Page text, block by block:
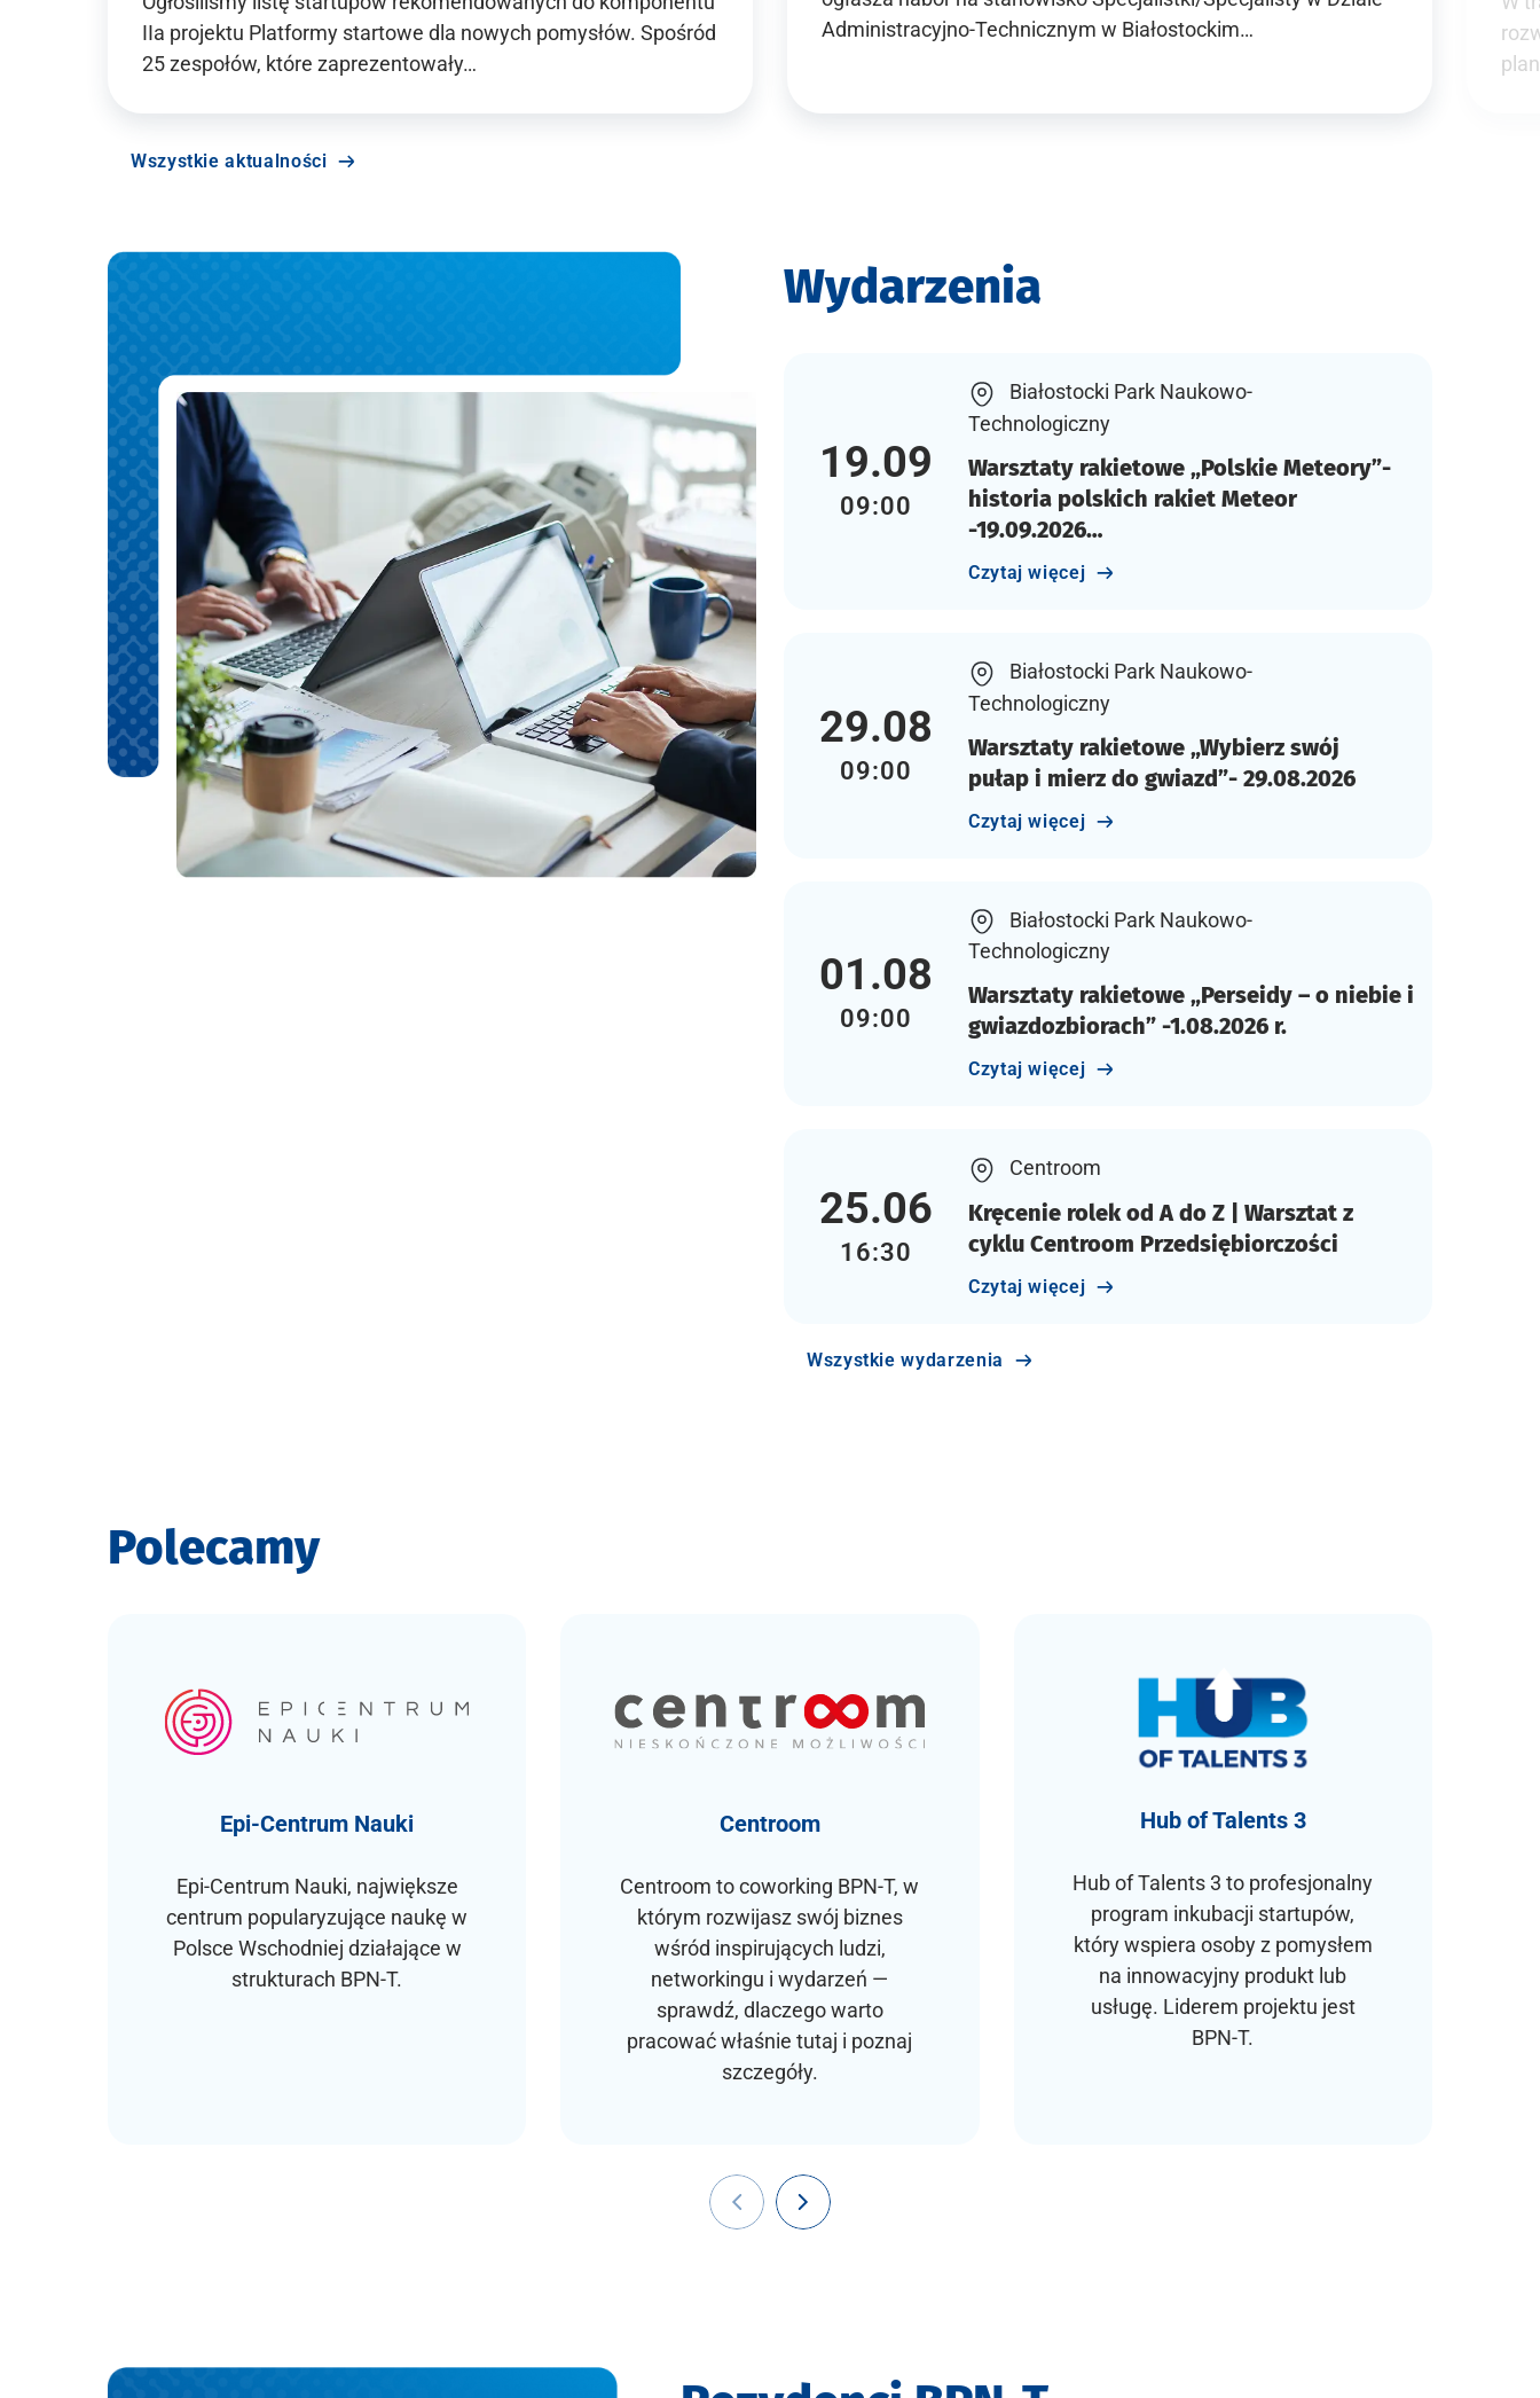
IIa projektu Platformy startowe dla nowych pomysłów. Spośród
25 zespołów, które zaprezentowały…
Administracyjno-Technicznym w Białostockim…
Wszystkie aktualności
Wydarzenia
19.09
09:00
Białostocki Park Naukowo-
Technologiczny
Warsztaty rakietowe „Polskie Meteory”-
historia polskich rakiet Meteor
-19.09.2026…
Czytaj więcej
29.08
09:00
Białostocki Park Naukowo-
Technologiczny
Warsztaty rakietowe „Wybierz swój
pułap i mierz do gwiazd”- 29.08.2026
Czytaj więcej
01.08
09:00
Białostocki Park Naukowo-
Technologiczny
Warsztaty rakietowe „Perseidy – o niebie i
gwiazdozbiorach” -1.08.2026 r.
Czytaj więcej
25.06
16:30
Centroom
Kręcenie rolek od A do Z | Warsztat z
cyklu Centroom Przedsiębiorczości
Czytaj więcej
Wszystkie wydarzenia
Polecamy
Epi-Centrum Nauki
Epi-Centrum Nauki, największe
centrum popularyzujące naukę w
Polsce Wschodniej działające w
strukturach BPN-T.
Centroom
Centroom to coworking BPN-T, w
którym rozwijasz swój biznes
wśród inspirujących ludzi,
networkingu i wydarzeń —
sprawdź, dlaczego warto
pracować właśnie tutaj i poznaj
szczegóły.
Hub of Talents 3
Hub of Talents 3 to profesjonalny
program inkubacji startupów,
który wspiera osoby z pomysłem
na innowacyjny produkt lub
usługę. Liderem projektu jest
BPN-T.